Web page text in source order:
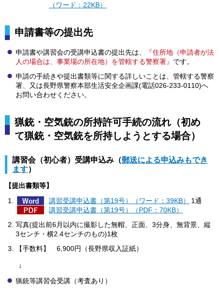
（ワード：22KB）
申請書等の提出先
申請書や講習会の受講申込書の提出先は、
『住所地（申請者が法
人の場合は、事業場の所在地）を管轄する警察署』 です。
申請の手続きや提出書類等に関する詳しいことは、管轄する警察
署、又は長野県警察本部生活安全企画課(電話026-233-0110)へ
お問い合わせください。
猟銃・空気銃の所持許可手続の流れ（初め
て猟銃・空気銃を所持しようとする場合）
講習会（初心者）受講申込み（郵送による申込みもでき
ます）
【提出書類等】
講習受講申込書（第19号）（ワード：39KB）
1通
講習受講申込書（第19号）（PDF：70KB）
写真(提出前6月以内に撮影した無帽、正面、3分身、無背景、縦
3センチ・横2.4センチのもの)1枚
【手数料】
6,900円（長野県収入証紙）
↓
猟銃等講習会受講（考査あり）